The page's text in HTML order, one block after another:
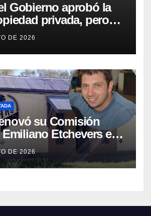
Gobierno aprobó la
privada, pero
otro capítulo
DE 2026
su Comisión
Etchevers es
de la entidad
DE 2026